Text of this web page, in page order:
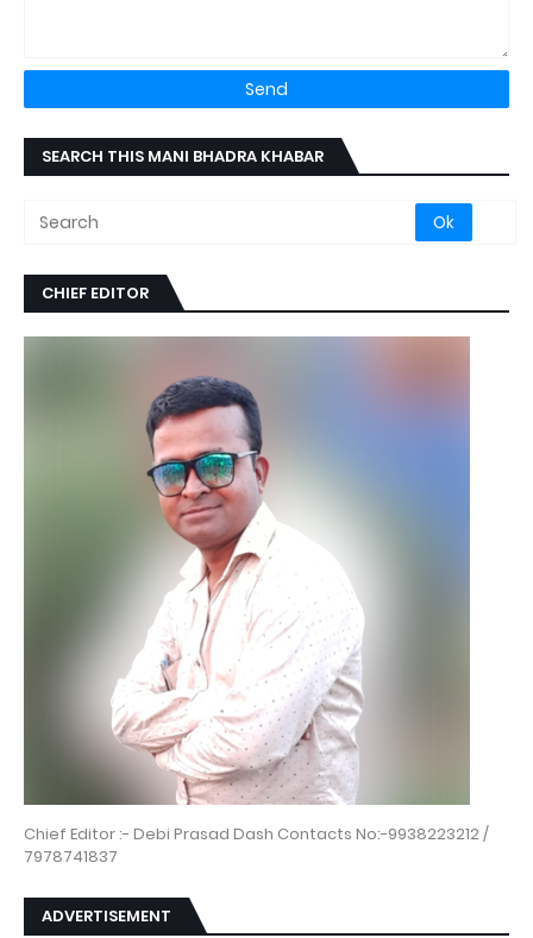
SEARCH THIS MANI BHADRA KHABAR
CHIEF EDITOR
Chief Editor :- Debi Prasad Dash Contacts No:-9938223212 /
7978741837
ADVERTISEMENT